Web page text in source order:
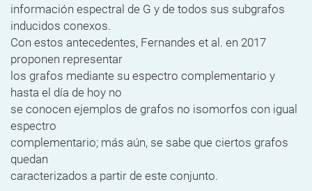
información espectral de G y de todos sus subgrafos
inducidos conexos.
Con estos antecedentes, Fernandes et al. en 2017
proponen representar
los grafos mediante su espectro complementario y
hasta el día de hoy no
se conocen ejemplos de grafos no isomorfos con igual
espectro
complementario; más aún, se sabe que ciertos grafos
quedan
caracterizados a partir de este conjunto.